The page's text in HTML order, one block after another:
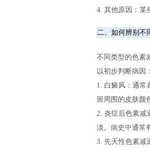
4. 其他原因：某
二、如何辨别不
不同类型的色素
以初步判断病因：
1. 白癜风：通常
斑周围的皮肤颜
2. 炎症后色素减
淡。病史中通常
3. 先天性色素减